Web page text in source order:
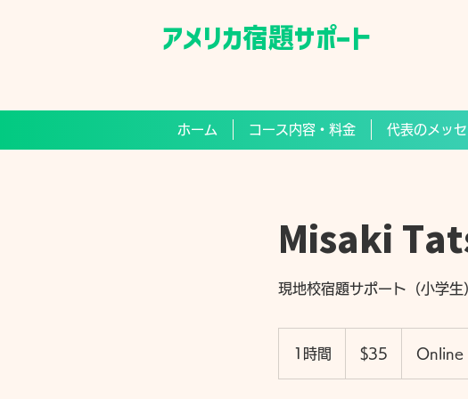
​アメリカ宿題サポート
ホーム コース内容・料金 代表のメッ
Misaki
現地校宿題サポート（小学
1時間 $35 Online